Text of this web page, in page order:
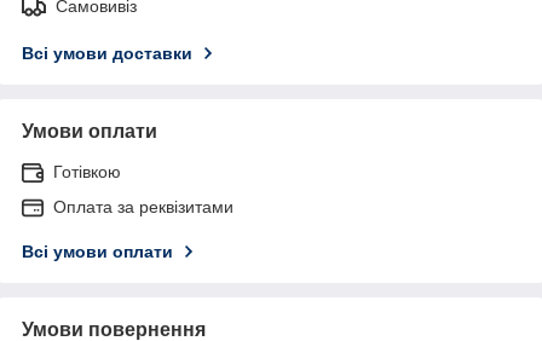
Самовивіз
Всі умови доставки
Умови оплати
Готівкою
Оплата за реквізитами
Всі умови оплати
Умови повернення